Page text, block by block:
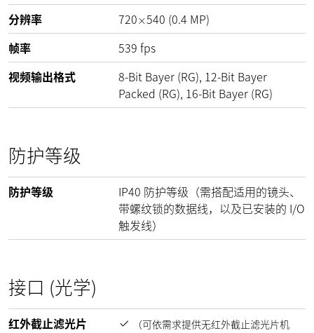
分辨率
720×540 (0.4 MP)
帧率
539 fps
视频输出格式
8-Bit Bayer (RG), 12-Bit Bayer
Packed (RG), 16-Bit Bayer (RG)
防护等级
防护等级
IP40 防护等级（需搭配适用的镜头、
带螺纹锁的数据线，以及已安装的 I/O
触发线）
接口 (光学)
红外截止滤光片
（可依需求提供无红外截止滤光片机